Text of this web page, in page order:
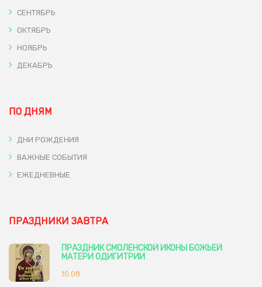
СЕНТЯБРЬ
ОКТЯБРЬ
НОЯБРЬ
ДЕКАБРЬ
ПО ДНЯМ
ДНИ РОЖДЕНИЯ
ВАЖНЫЕ СОБЫТИЯ
ЕЖЕДНЕВНЫЕ
ПРАЗДНИКИ ЗАВТРА
ПРАЗДНИК СМОЛЕНСКОЙ ИКОНЫ БОЖЬЕЙ
МАТЕРИ ОДИГИТРИИ
10.08